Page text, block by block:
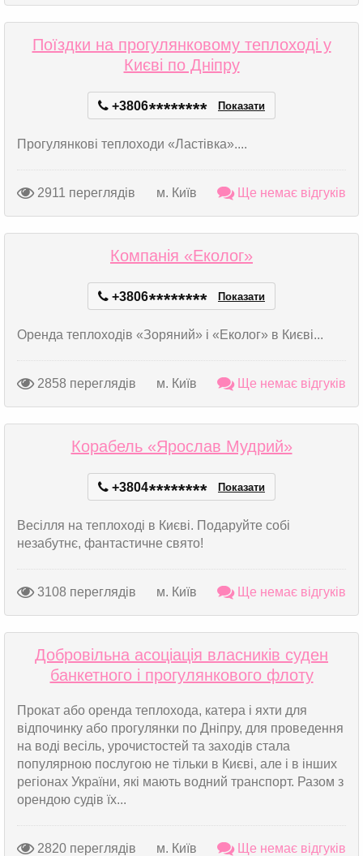
Поїздки на прогулянковому теплоході у
Києві по Дніпру
+3806******** Показати
Прогулянкові теплоходи «Ластівка»....
2911 переглядів м. Київ Ще немає відгуків
Компанія «Еколог»
+3806******** Показати
Оренда теплоходів «Зоряний» і «Еколог» в Києві...
2858 переглядів м. Київ Ще немає відгуків
Корабель «Ярослав Мудрий»
+3804******** Показати
Весілля на теплоході в Києві. Подаруйте собі
незабутнє, фантастичне свято!
3108 переглядів м. Київ Ще немає відгуків
Добровільна асоціація власників суден
банкетного і прогулянкового флоту
Прокат або оренда теплохода, катера і яхти для
відпочинку або прогулянки по Дніпру, для проведення
на воді весіль, урочистостей та заходів стала
популярною послугою не тільки в Києві, але і в інших
регіонах України, які мають водний транспорт. Разом з
орендою судів їх...
2820 переглядів м. Київ Ще немає відгуків